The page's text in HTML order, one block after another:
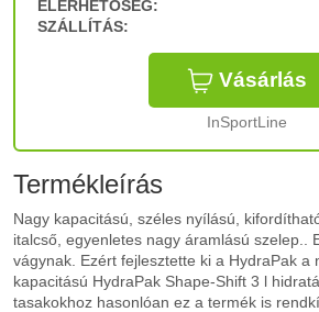
ELÉRHETŐSÉG:
SZÁLLÍTÁS:
Vásárlás
InSportLine
Termékleírás
Nagy kapacitású, széles nyílású,
italcső, egyenletes nagy áramlású szelep..
vágynak. Ezért fejlesztette ki a HydraPak a
kapacitású HydraPak Shape-Shift 3 l
tasakokhoz hasonlóan ez a termék is